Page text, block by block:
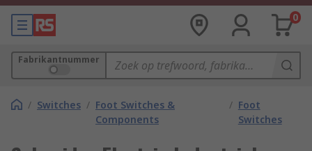
0
Fabrikantnummer
/ Switches / Foot Switches &
Components
/ Foot
Switches